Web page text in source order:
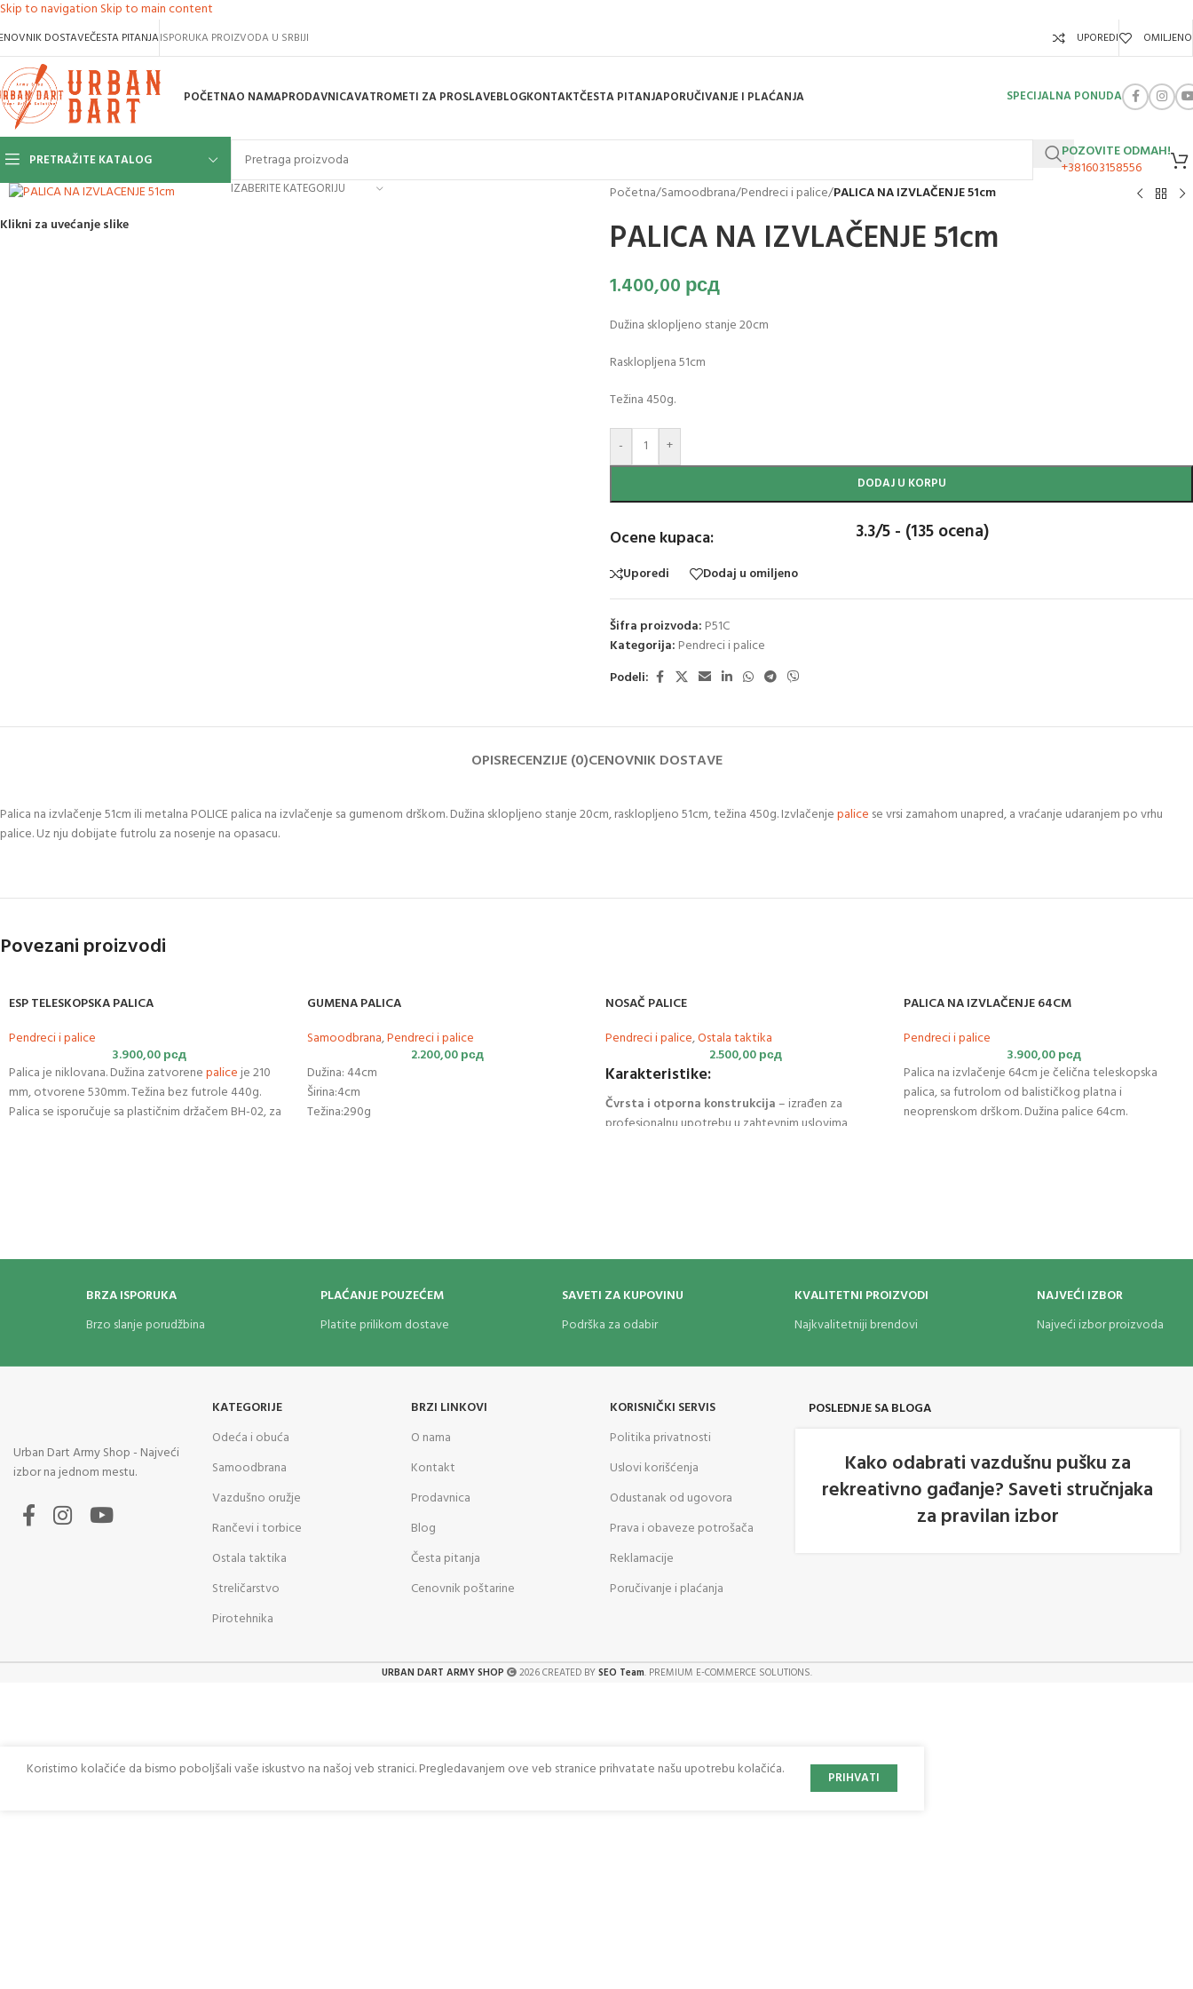
Skip to navigation Skip to main content
DOSTAVEČESTA PITANJAISPORUKA PROIZVODA U SRBIJI UPOREDI OMILJENO
POČETNAO NAMAPRODAVNICAVATROMETI ZA PROSLAVEBLOGKONTAKTČESTA PITANJAPORUČIVANJE I PLAĆANJA SPECIJALNA PONUDA
PRETRAŽITE KATALOG
IZABERITE KATEGORIJU
POZOVITE ODMAH!
+381603158556
Klikni za uvećanje slike
Početna/Samoodbrana/Pendreci i palice/PALICA NA IZVLAČENJE 51cm
PALICA NA IZVLAČENJE 51cm
1.400,00 рсд
Dužina sklopljeno stanje 20cm
Rasklopljena 51cm
Težina 450g.
- +
DODAJ U KORPU
Ocene kupaca: 3.3/5 - (135 ocena)
Uporedi Dodaj u omiljeno
Šifra proizvoda: P51C
Kategorija: Pendreci i palice
Podeli:
OPISRECENZIJE (0)CENOVNIK DOSTAVE
Palica na izvlačenje 51cm ili metalna POLICE palica na izvlačenje sa gumenom drškom. Dužina sklopljeno stanje 20cm, rasklopljeno 51cm, težina 450g. Izvlačenjepalice se vrsi zamahom unapred, a vraćanje udaranjem po vrhu
palice. Uz nju dobijate futrolu za nosenje na opasacu.
Povezani proizvodi
ESP TELESKOPSKA PALICA
Pendreci i palice
3.900,00рсд
Palica je niklovana. Dužina zatvorenepaliceje 210
mm, otvorene 530mm. Težina bez futrole 440g.
Palica se isporučuje sa plastičnim držačem BH-02, za
GUMENA PALICA
Samoodbrana,Pendreci i palice
2.200,00рсд
Dužina: 44cm
Širina:4cm
Težina:290g
NOSAČ PALICE
Pendreci i palice,Ostala taktika
2.500,00рсд
Karakteristike:
Čvrsta i otporna konstrukcija– izrađen za
profesionalnu upotrebu u zahtevnim uslovima
lampa se lako uklanja, dok nosač ostaje pričvršćen na
Jednostavan za korišćenje, idealan za sve ljubitelje
izbor za sve koji ne pristaju na kompromis.
PALICA NA IZVLAČENJE 64CM
Pendreci i palice
3.900,00рсд
Palica na izvlačenje 64cm je čelična teleskopska
palica, sa futrolom od balističkog platna i
neoprenskom drškom. Dužina palice 64cm.
BRZA ISPORUKA
Brzo slanje porudžbina
PLAĆANJE POUZEĆEM
Platite prilikom dostave
SAVETI ZA KUPOVINU
Podrška za odabir
KVALITETNI PROIZVODI
Najkvalitetniji brendovi
NAJVEĆI IZBOR
Najveći izbor proizvoda
Urban Dart Army Shop - Najveći
izbor na jednom mestu.
KATEGORIJE
Odeća i obuća
Samoodbrana
Vazdušno oružje
Rančevi i torbice
Ostala taktika
Streličarstvo
Pirotehnika
BRZI LINKOVI
O nama
Kontakt
Prodavnica
Blog
Česta pitanja
Cenovnik poštarine
KORISNIČKI SERVIS
Politika privatnosti
Uslovi korišćenja
Odustanak od ugovora
Prava i obaveze potrošača
Reklamacije
Poručivanje i plaćanja
POSLEDNJE SA BLOGA
Kako odabrati vazdušnu pušku za
rekreativno gađanje? Saveti stručnjaka
za pravilan izbor
URBAN DART ARMY SHOP 2026 CREATED BYSEO Team. PREMIUM E-COMMERCE SOLUTIONS.
Koristimo kolačiće da bismo poboljšali vaše iskustvo na našoj veb stranici. Pregledavanjem ove veb stranice prihvatate našu upotrebu kolačića. PRIHVATI